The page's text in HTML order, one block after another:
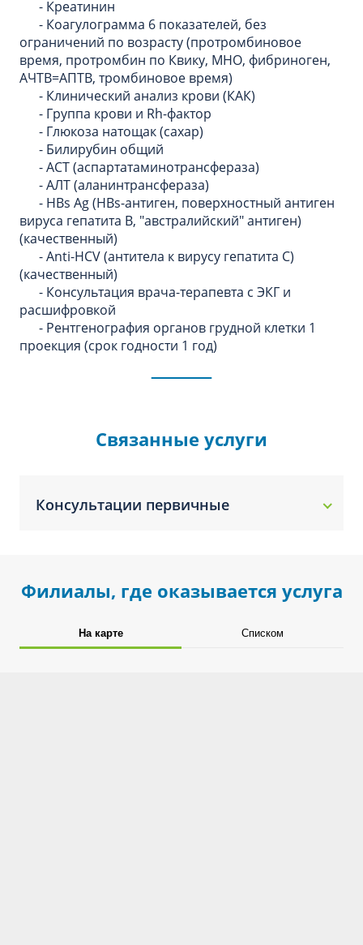
- Креатинин
- Коагулограмма 6 показателей, без
ограничений по возрасту (протромбиновое
время, протромбин по Квику, МНО, фибриноген,
АЧТВ=АПТВ, тромбиновое время)
- Клинический анализ крови (КАК)
- Группа крови и Rh-фактор
- Глюкоза натощак (сахар)
- Билирубин общий
- АСТ (аспартатаминотрансфераза)
- АЛТ (аланинтрансфераза)
- HBs Ag (HBs-антиген, поверхностный антиген
вируса гепатита В, "австралийский" антиген)
(качественный)
- Anti-HCV (антитела к вирусу гепатита С)
(качественный)
- Консультация врача-терапевта с ЭКГ и
расшифровкой
- Рентгенография органов грудной клетки 1
проекция (срок годности 1 год)
Связанные услуги
Консультации первичные
Филиалы, где оказывается услуга
На карте Списком